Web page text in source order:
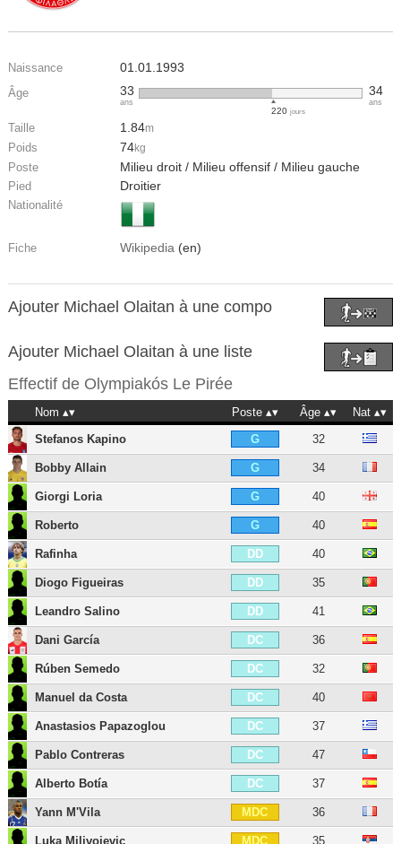
Naissance 01.01.1993
Âge 33
ans
220jours
34
ans
Taille 1.84m
Poids 74kg
Poste Milieu droit / Milieu offensif / Milieu gauche
Pied Droitier
Nationalité
Fiche Wikipedia (en)
Ajouter Michael Olaitan à une compo
Ajouter Michael Olaitan à une liste
Effectif de Olympiakós Le Pirée
Nom Poste Âge
Nat
Stefanos Kapino
G 32
Bobby Allain G 34
Giorgi Loria G 40
Roberto G 40
Rafinha DD 40
Diogo Figueiras DD 35
Leandro Salino DD 41
Dani García DC 36
Rúben Semedo DC 32
Manuel da Costa DC 40
Anastasios Papazoglou DC 37
Pablo Contreras DC 47
Alberto Botía DC 37
Yann M'Vila MDC 36
Luka Milivojevic MDC 35